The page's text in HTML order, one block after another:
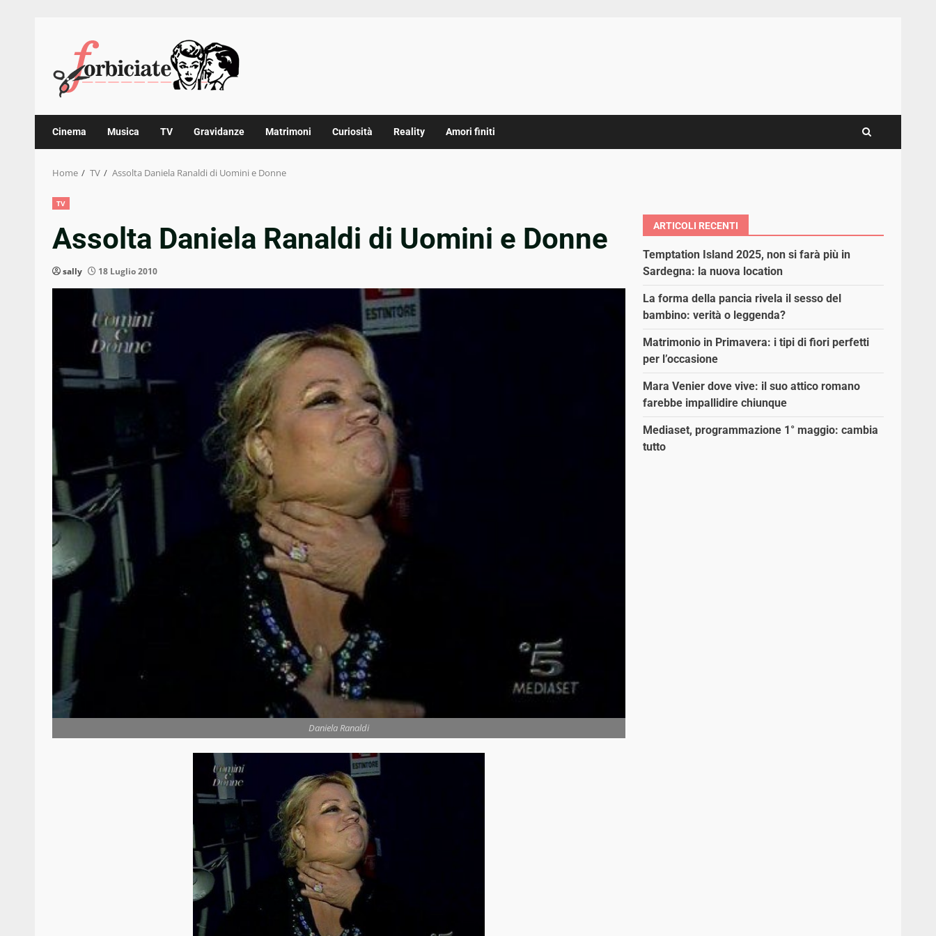
content
Cinema Musica TV Gravidanze Matrimoni Curiosità Reality Amori finiti
Home TV Assolta Daniela Ranaldi di Uomini e Donne
TV
Assolta Daniela Ranaldi di Uomini e Donne
sally 18 Luglio 2010
Daniela Ranaldi
ARTICOLI RECENTI
Temptation Island 2025, non si farà più in
Sardegna: la nuova location
La forma della pancia rivela il sesso del
bambino: verità o leggenda?
Matrimonio in Primavera: i tipi di fiori perfetti
per l’occasione
Mara Venier dove vive: il suo attico romano
farebbe impallidire chiunque
Mediaset, programmazione 1° maggio: cambia
tutto